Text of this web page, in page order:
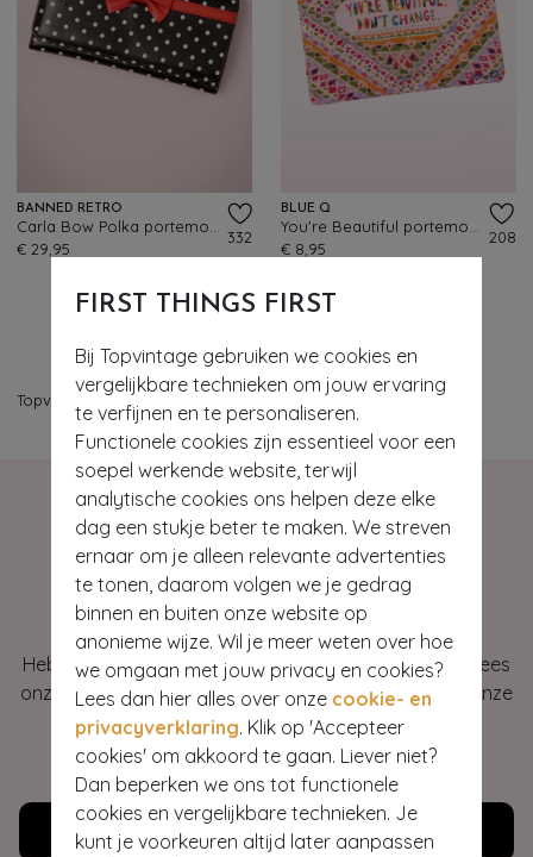
FIRST THINGS FIRST
Bij Topvintage gebruiken we cookies en
vergelijkbare technieken om jouw ervaring
te verfijnen en te personaliseren.
Functionele cookies zijn essentieel voor een
soepel werkende website, terwijl
analytische cookies ons helpen deze elke
dag een stukje beter te maken. We streven
ernaar om je alleen relevante advertenties
te tonen, daarom volgen we je gedrag
binnen en buiten onze website op
anonieme wijze. Wil je meer weten over hoe
we omgaan met jouw privacy en cookies?
Lees dan hier alles over onze cookie- en
privacyverklaring. Klik op 'Accepteer
cookies' om akkoord te gaan. Liever niet?
Dan beperken we ons tot functionele
cookies en vergelijkbare technieken. Je
kunt je voorkeuren altijd later aanpassen
BANNED RETRO
€ 29,95
332
BLUE Q
€ 8,95
208
Topvintage > Accessoires Portemonnees
Hey gorgeous
Heb je vragen of heb je hulp nodig bij je bestelling? Lees
onze veelgestelde vragen of neem contact op met onze
klantenservice. Wij helpen je graag!
WE ZIJN NU OPEN
Klantenservice